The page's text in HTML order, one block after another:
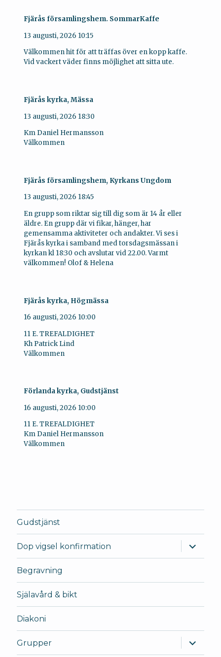
Fjärås församlingshem. SommarKaffe
13 augusti, 2026 10:15
Välkommen hit för att träffas över en kopp kaffe.
Vid vackert väder finns möjlighet att sitta ute.
Fjärås kyrka, Mässa
13 augusti, 2026 18:30
Km Daniel Hermansson
Välkommen
Fjärås församlingshem, Kyrkans Ungdom
13 augusti, 2026 18:45
En grupp som riktar sig till dig som är 14 år eller
äldre. En grupp där vi fikar, hänger, har
gemensamma aktiviteter och andakter. Vi ses i
Fjärås kyrka i samband med torsdagsmässan i
kyrkan kl 18:30 och avslutar vid 22.00. Varmt
välkommen! Olof & Helena
Fjärås kyrka, Högmässa
16 augusti, 2026 10:00
11 E. TREFALDIGHET
Kh Patrick Lind
Välkommen
Förlanda kyrka, Gudstjänst
16 augusti, 2026 10:00
11 E. TREFALDIGHET
Km Daniel Hermansson
Välkommen
Gudstjänst
Dop vigsel konfirmation
Begravning
Själavård & bikt
Diakoni
Grupper